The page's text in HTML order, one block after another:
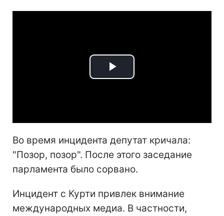
Play
Во время инцидента депутат кричала:
"Позор, позор". После этого заседание
парламента было сорвано.
Инцидент с Курти привлек внимание
международных медиа. В частности,